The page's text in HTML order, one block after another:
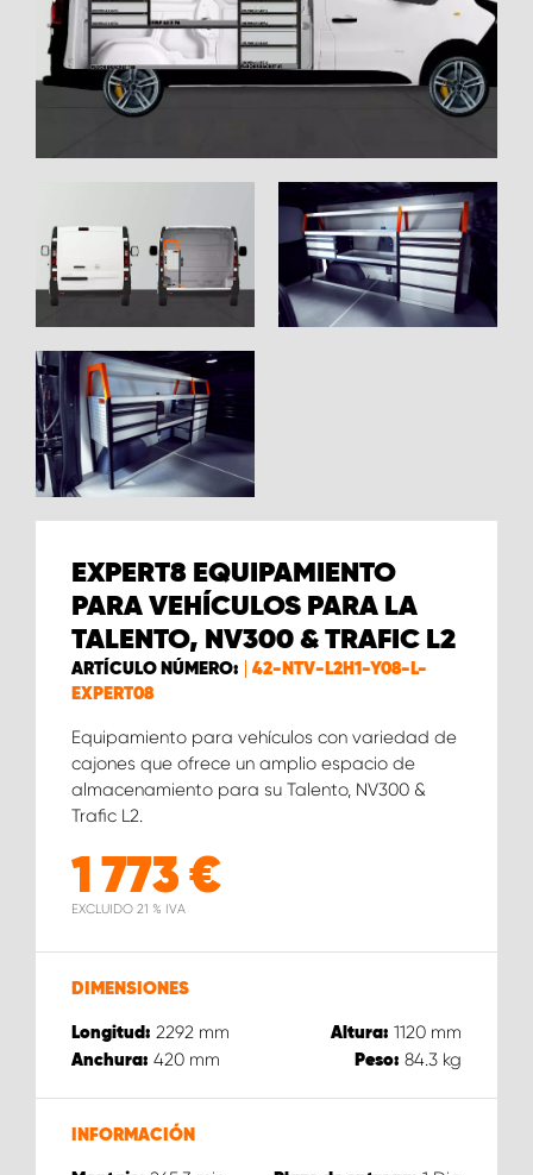
EXPERT8 EQUIPAMIENTO
PARA VEHÍCULOS PARA LA
TALENTO, NV300 & TRAFIC L2
ARTÍCULO NÚMERO:
42-NTV-L2H1-Y08-L-
EXPERT08
Equipamiento para vehículos con variedad de
cajones que ofrece un amplio espacio de
almacenamiento para su Talento, NV300 &
Trafic L2.
1 773 €
EXCLUIDO 21 % IVA
DIMENSIONES
Longitud: 2292 mm Altura: 1120 mm
Anchura: 420 mm Peso: 84.3 kg
INFORMACIÓN